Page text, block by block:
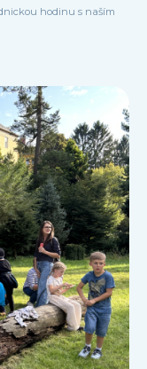
hodinu s naším